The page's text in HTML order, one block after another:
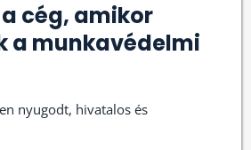
cég, amikor
a munkavédelmi
nyugodt, hivatalos és